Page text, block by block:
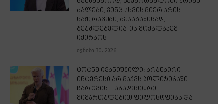
სამწუხაროდ, საქართველოში არიან
ძალები, ვინც სხვის მიერ არის
ნაქირავები, შესაბამისად,
შეუძლებელია, ის მოქალაქემ
იქირაოს
ივნისი 30, 2026
ცოტნე ივანიშვილი: არანაირი
ინტერესი არ მაქვს პოლიტიკაში
ჩართვის – აკადემიური
მიმართულებით ფილოსოფიას და